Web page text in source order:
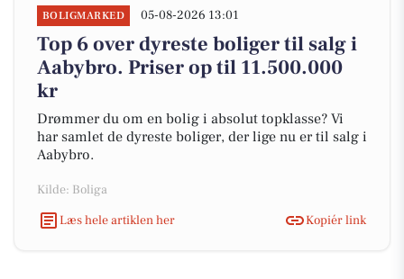
BOLIGMARKED 05-08-2026 13:01
Top 6 over dyreste boliger til salg i
Aabybro. Priser op til 11.500.000
kr
Drømmer du om en bolig i absolut topklasse? Vi
har samlet de dyreste boliger, der lige nu er til salg i
Aabybro.
Kilde: Boliga
Læs hele artiklen her
Kopiér link